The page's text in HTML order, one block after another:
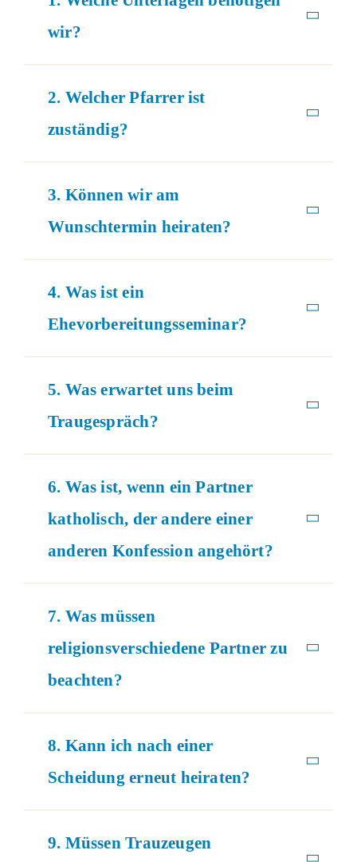
wir?
2. Welcher Pfarrer ist
zuständig?
3. Können wir am
Wunschtermin heiraten?
4. Was ist ein
Ehevorbereitungsseminar?
5. Was erwartet uns beim
Traugespräch?
6. Was ist, wenn ein Partner
katholisch, der andere einer
anderen Konfession angehört?
7. Was müssen
religionsverschiedene Partner zu
beachten?
8. Kann ich nach einer
Scheidung erneut heiraten?
9. Müssen Trauzeugen